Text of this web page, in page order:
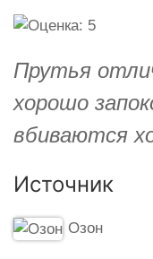
Прутья
хорошо
вбиваются
Источник
Озон